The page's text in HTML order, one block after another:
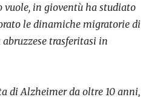
vuole, in gioventù ha studiato
le dinamiche migratorie di
trasferitasi in
di Alzheimer da oltre 10 anni,